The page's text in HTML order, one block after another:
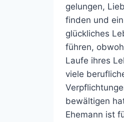
gelungen,
finden und ein
glückliches
führen,
Laufe ihres
viele
bewältigen
Ehemann ist